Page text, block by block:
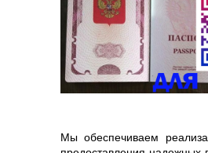
Мы обеспечиваем